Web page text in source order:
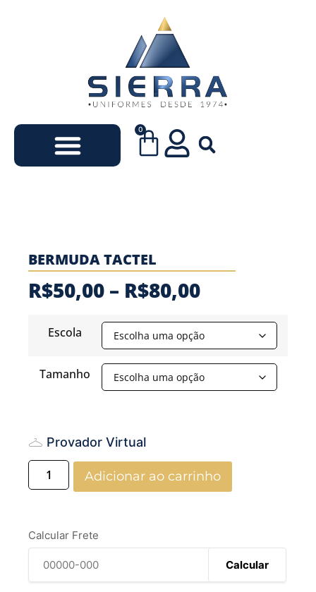
0
BERMUDA TACTEL
R$50,00 – R$80,00
Escola
Tamanho
Provador Virtual
Adicionar ao carrinho
Calcular Frete
Calcular